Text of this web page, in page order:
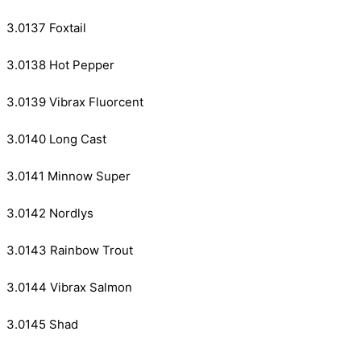
3.0137 Foxtail
3.0138 Hot Pepper
3.0139 Vibrax Fluorcent
3.0140 Long Cast
3.0141 Minnow Super
3.0142 Nordlys
3.0143 Rainbow Trout
3.0144 Vibrax Salmon
3.0145 Shad